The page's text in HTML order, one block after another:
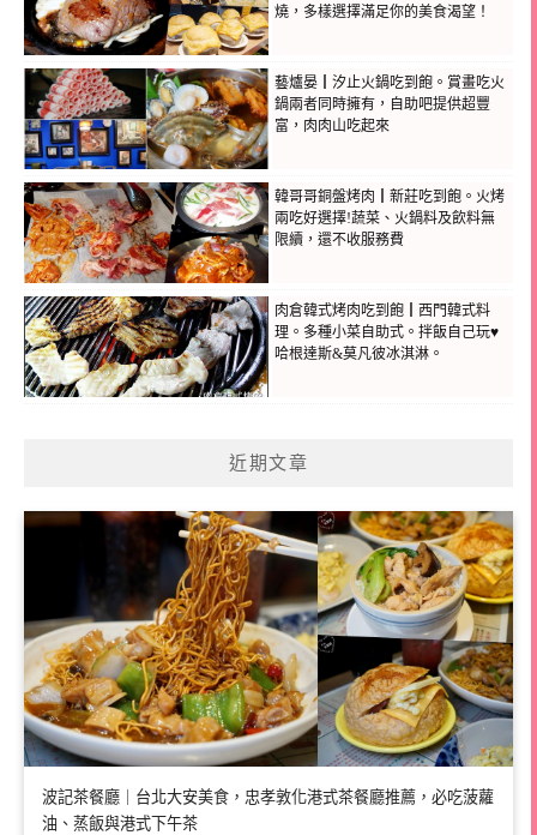
燒，多樣選擇滿足你的美食渴望！
藝爐晏┃汐止火鍋吃到飽。賞畫吃火
鍋兩者同時擁有，自助吧提供超豐
富，肉肉山吃起來
韓哥哥銅盤烤肉┃新莊吃到飽。火烤
兩吃好選擇!蔬菜、火鍋料及飲料無
限續，還不收服務費
肉倉韓式烤肉吃到飽┃西門韓式料
理。多種小菜自助式。拌飯自己玩♥
哈根達斯&莫凡彼冰淇淋。
近期文章
波記茶餐廳｜台北大安美食，忠孝敦化港式茶餐廳推薦，必吃菠蘿
油、蒸飯與港式下午茶